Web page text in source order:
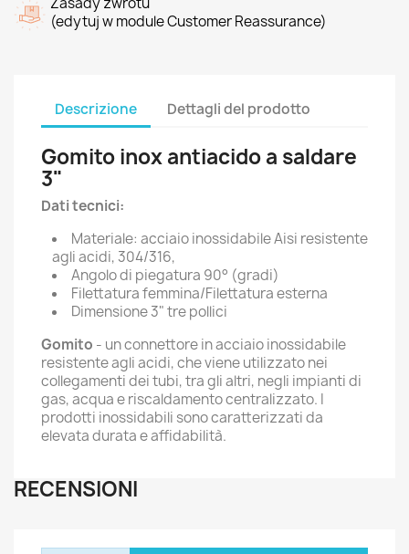
(edytuj w module Customer Reassurance)
Descrizione Dettagli del prodotto
Gomito inox antiacido a saldare
3"
Dati tecnici:
Materiale: acciaio inossidabile Aisi resistente
agli acidi, 304/316,
Angolo di piegatura 90° (gradi)
Filettatura femmina/Filettatura esterna
Dimensione 3" tre pollici
Gomito - un connettore in acciaio inossidabile
resistente agli acidi, che viene utilizzato nei
collegamenti dei tubi, tra gli altri, negli impianti di
gas, acqua e riscaldamento centralizzato. I
prodotti inossidabili sono caratterizzati da
elevata durata e affidabilità.
RECENSIONI